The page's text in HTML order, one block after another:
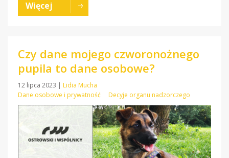
Więcej
Czy dane mojego czworonożnego
pupila to dane osobowe?
12 lipca 2023
Lidia Mucha
Dane osobowe i prywatność
Decyje organu nadzorczego